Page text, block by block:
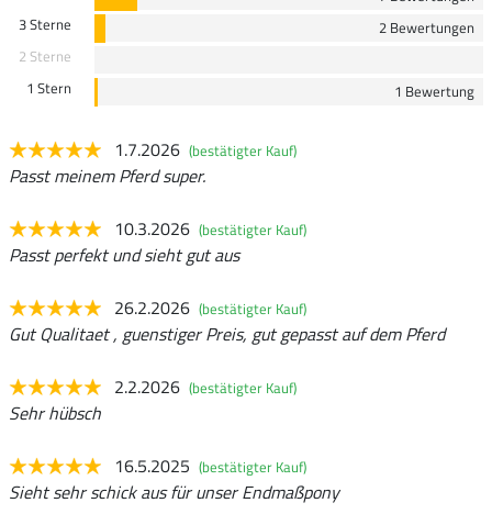
3 Sterne
2 Bewertungen
2 Sterne
1 Stern
1 Bewertung
1.7.2026 (bestätigter Kauf)
Passt meinem Pferd super.
10.3.2026 (bestätigter Kauf)
Passt perfekt und sieht gut aus
26.2.2026 (bestätigter Kauf)
Gut Qualitaet , guenstiger Preis, gut gepasst auf dem Pferd
2.2.2026 (bestätigter Kauf)
Sehr hübsch
16.5.2025 (bestätigter Kauf)
Sieht sehr schick aus für unser Endmaßpony